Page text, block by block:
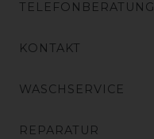
TELEFONBERATUNG
KONTAKT
WASCHSERVICE
REPARATUR